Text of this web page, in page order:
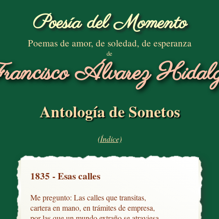
Poesía del Momento
Poemas de amor, de soledad, de esperanza
de
Álvarez
Antología de Sonetos
(Índice)
1835 - Esas calles
Me pregunto: Las calles que transitas,
cartera en mano, en trámites de empresa,